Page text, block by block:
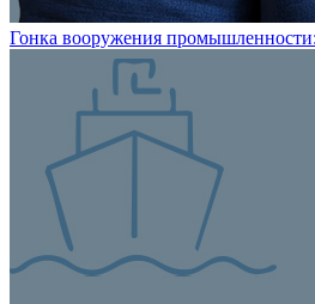
Гонка вооружения